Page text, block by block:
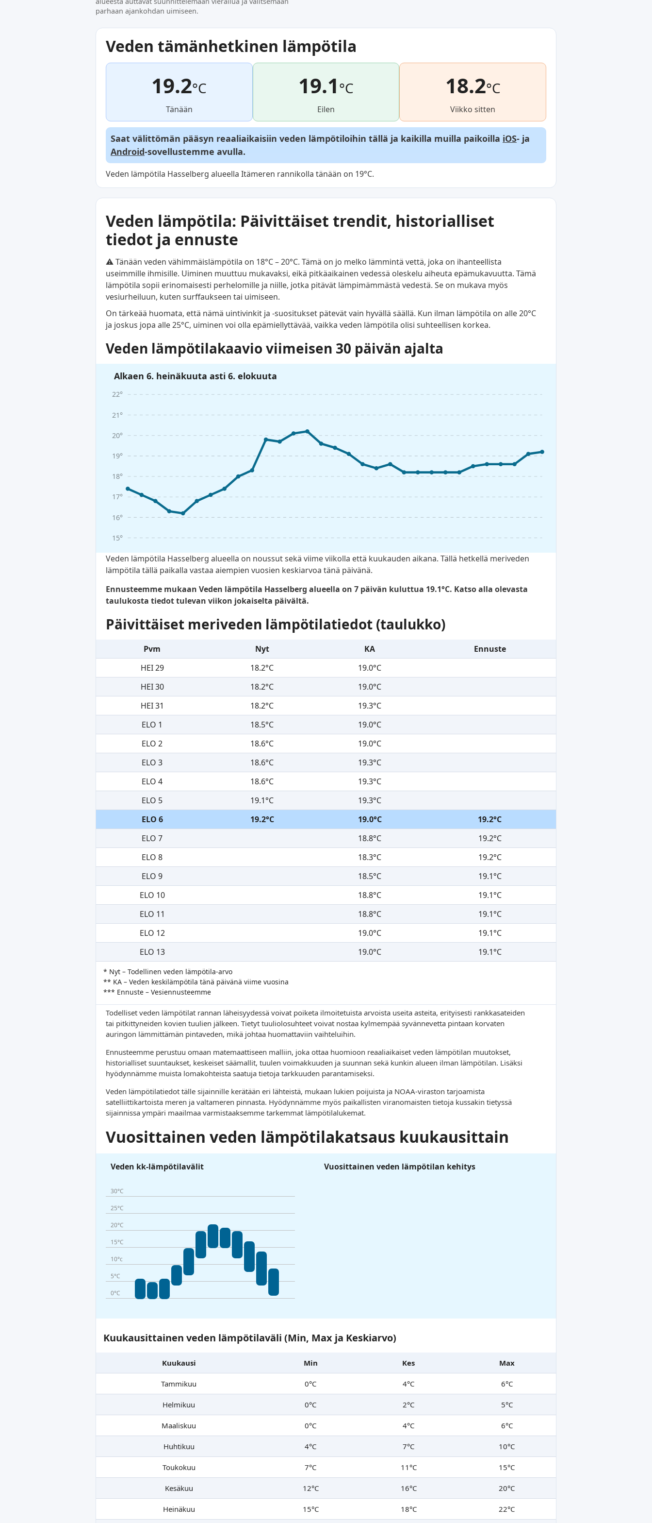
parhaan ajankohdan uimiseen.
Veden tämänhetkinen lämpötila
19.2°C
Tänään
19.1°C
Eilen
18.2°C
Viikko sitten
Saat välittömän pääsyn reaaliaikaisiin veden lämpötiloihin tällä ja kaikilla muilla paikoilla iOS- ja
Android-sovellustemme avulla.
Veden lämpötila Hasselberg alueella Itämeren rannikolla tänään on 19°C.
Veden lämpötila: Päivittäiset trendit, historialliset
tiedot ja ennuste
⚠️ Tänään veden vähimmäislämpötila on 18°C – 20°C. Tämä on jo melko lämmintä vettä, joka on ihanteellista
useimmille ihmisille. Uiminen muuttuu mukavaksi, eikä pitkäaikainen vedessä oleskelu aiheuta epämukavuutta. Tämä
lämpötila sopii erinomaisesti perhelomille ja niille, jotka pitävät lämpimämmästä vedestä. Se on mukava myös
vesiurheiluun, kuten surffaukseen tai uimiseen.
On tärkeää huomata, että nämä uintivinkit ja -suositukset pätevät vain hyvällä säällä. Kun ilman lämpötila on alle 20°C
ja joskus jopa alle 25°C, uiminen voi olla epämiellyttävää, vaikka veden lämpötila olisi suhteellisen korkea.
Veden lämpötilakaavio viimeisen 30 päivän ajalta
Alkaen 6. heinäkuuta asti 6. elokuuta
15°
16°
17°
18°
19°
20°
21°
22°
Veden lämpötila Hasselberg alueella on noussut sekä viime viikolla että kuukauden aikana. Tällä hetkellä meriveden
lämpötila tällä paikalla vastaa aiempien vuosien keskiarvoa tänä päivänä.
Ennusteemme mukaan Veden lämpötila Hasselberg alueella on 7 päivän kuluttua 19.1°C. Katso alla olevasta
taulukosta tiedot tulevan viikon jokaiselta päivältä.
Päivittäiset meriveden lämpötilatiedot (taulukko)
Pvm Nyt KA
Ennuste
HEI 29
18.2°C
19.0°C
HEI 30
18.2°C
19.0°C
HEI 31
18.2°C
19.3°C
ELO 1
18.5°C
19.0°C
ELO 2
18.6°C
19.0°C
ELO 3
18.6°C
19.3°C
ELO 4
18.6°C
19.3°C
ELO 5
19.1°C
19.3°C
ELO 6
19.2°C 19.0°C
19.2°C
ELO 7
18.8°C
19.2°C
ELO 8
18.3°C
19.2°C
ELO 9
18.5°C
19.1°C
ELO 10
18.8°C
19.1°C
ELO 11
18.8°C
19.1°C
ELO 12
19.0°C
19.1°C
ELO 13
19.0°C 19.1°C
* Nyt – Todellinen veden lämpötila-arvo
** KA – Veden keskilämpötila tänä päivänä viime vuosina
*** Ennuste – Vesiennusteemme
Todelliset veden lämpötilat rannan läheisyydessä voivat poiketa ilmoitetuista arvoista useita asteita, erityisesti rankkasateiden
tai pitkittyneiden kovien tuulien jälkeen. Tietyt tuuliolosuhteet voivat nostaa kylmempää syvännevetta pintaan korvaten
auringon lämmittämän pintaveden, mikä johtaa huomattaviin vaihteluihin.
Ennusteemme perustuu omaan matemaattiseen malliin, joka ottaa huomioon reaaliaikaiset veden lämpötilan muutokset,
historialliset suuntaukset, keskeiset säämallit, tuulen voimakkuuden ja suunnan sekä kunkin alueen ilman lämpötilan. Lisäksi
hyödynnämme muista lomakohteista saatuja tietoja tarkkuuden parantamiseksi.
Veden lämpötilatiedot tälle sijainnille kerätään eri lähteistä, mukaan lukien poijuista ja NOAA-viraston tarjoamista
satelliittikartoista meren ja valtameren pinnasta. Hyödynnämme myös paikallisten viranomaisten tietoja kussakin tietyssä
sijainnissa ympäri maailmaa varmistaaksemme tarkemmat lämpötilalukemat.
Vuosittainen veden lämpötilakatsaus kuukausittain
Veden kk-lämpötilavälit
30°C
25°C
20°C
15°C
10°c
5°C
0°C
Vuosittainen veden lämpötilan kehitys
Kuukausittainen veden lämpötilaväli (Min, Max ja Keskiarvo)
Kuukausi Min Kes Max
Tammikuu 0°C 4°C 6°C
Helmikuu 0°C 2°C 5°C
Maaliskuu 0°C 4°C 6°C
Huhtikuu 4°C 7°C 10°C
Toukokuu 7°C 11°C 15°C
Kesäkuu 12°C 16°C 20°C
Heinäkuu 15°C 18°C 22°C